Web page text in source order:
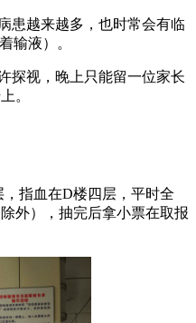
越来越多，也时常会有临
输液）。
视，晚上只能留一位家长
。
指血在D楼四层，平时全
外），抽完后拿小票在取报